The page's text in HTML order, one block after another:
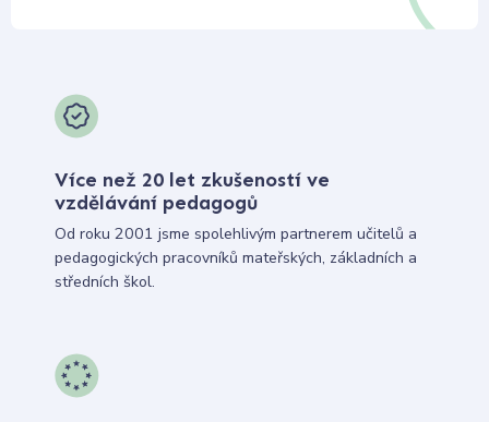
Více než 20 let zkušeností ve
vzdělávání pedagogů
Od roku 2001 jsme spolehlivým partnerem učitelů a
pedagogických pracovníků mateřských, základních a
středních škol.